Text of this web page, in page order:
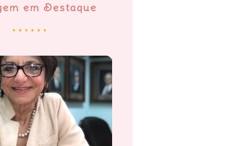
em Destaque